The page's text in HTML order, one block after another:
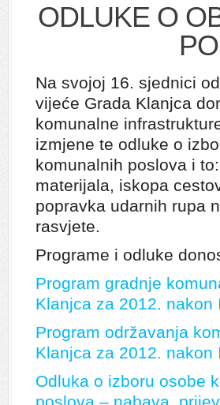
ODLUKE O
Na svojoj 16. sjednici
vijeće Grada Klanjca
komunalne
izmjene te odluke o
komunalnih poslova i
materijala, iskopa
popravka udarnih rupa
rasvjete.
Programe i odluke
Program gradnje
Klanjca za 2012. nakon
Program održavanja
Klanjca za 2012. nakon
Odluka o izboru osobe